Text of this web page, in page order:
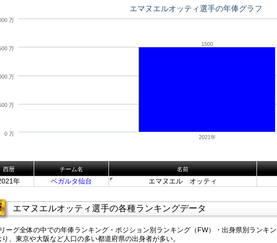
エマヌエルオッティ選手の年俸グラフ
1500
2021年
0 万
万
万
万
万
西暦 チーム名 名前
年 ベガルタ仙台 エマヌエル オッティ
エマヌエルオッティ選手の各種ランキングデータ
リーグ全体の中での年俸ランキング・ポジション別ランキング（FW）・出身県別ランキン
り、東京や大阪など人口の多い都道府県の出身者が多い。